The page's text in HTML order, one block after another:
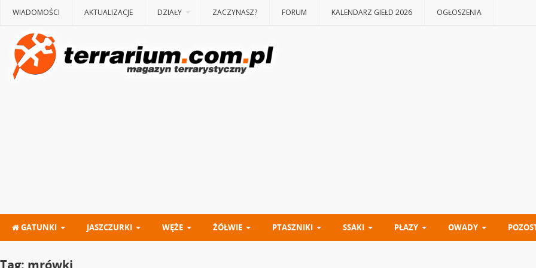
WIADOMOŚCI AKTUALIZACJE DZIAŁY ZACZYNASZ? FORUM KALENDARZ GIEŁD 2026 OGŁOSZENIA
GATUNKI JASZCZURKI WĘŻE ŻÓŁWIE PTASZNIKI SSAKI PŁAZY OWADY
Tag: mrówki